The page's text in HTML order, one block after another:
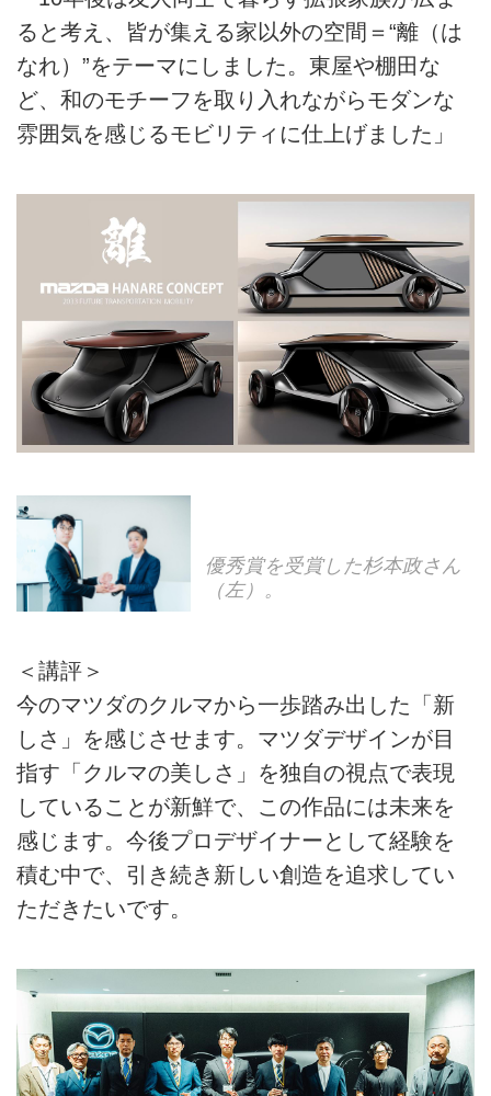
ると考え、皆が集える家以外の空間＝“離（は
なれ）”をテーマにしました。東屋や棚田な
ど、和のモチーフを取り入れながらモダンな
雰囲気を感じるモビリティに仕上げました」
優秀賞を受賞した杉本政さん
（左）。
＜講評＞
今のマツダのクルマから一歩踏み出した「新
しさ」を感じさせます。マツダデザインが目
指す「クルマの美しさ」を独自の視点で表現
していることが新鮮で、この作品には未来を
感じます。今後プロデザイナーとして経験を
積む中で、引き続き新しい創造を追求してい
ただきたいです。